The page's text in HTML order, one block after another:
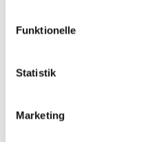
Funktionelle
Statistik
Marketing
Niceville